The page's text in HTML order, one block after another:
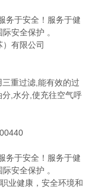
务于安全！服务于健
安全保护 。
有限公司
重过滤,能有效的过
,水分,使充往空气呼
务于安全！服务于健
安全保护 。
业健康，安全环境和